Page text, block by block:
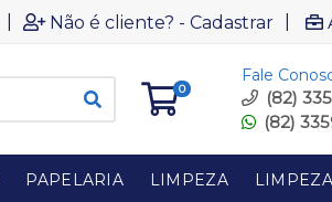
Não é cliente? - Cadastrar
0
Fale
(82)
(82)
PAPELARIA LIMPEZA